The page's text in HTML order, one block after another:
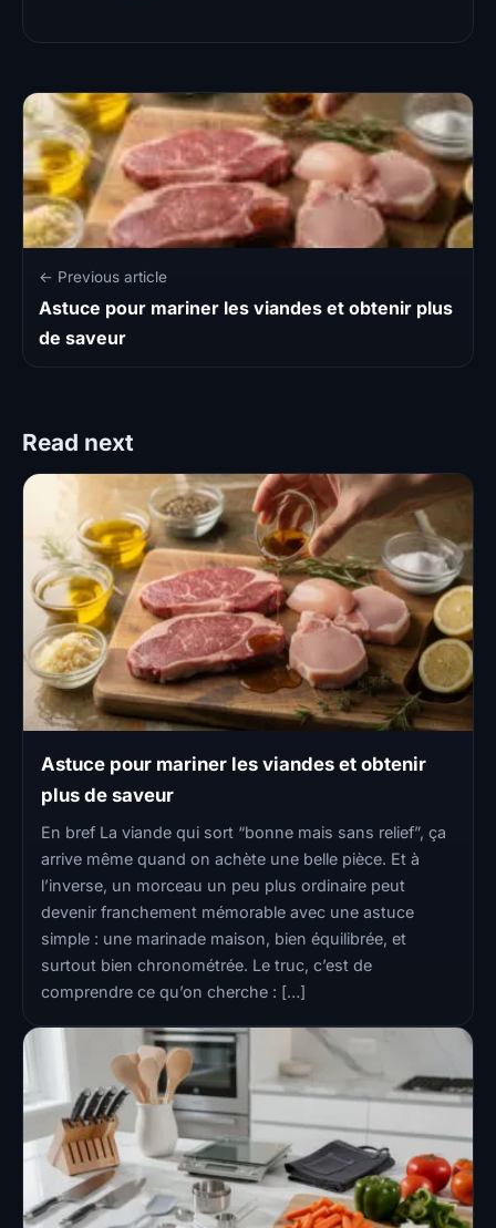
← Previous article
Astuce pour mariner les viandes et obtenir plus
de saveur
Read next
Astuce pour mariner les viandes et obtenir
plus de saveur
En bref La viande qui sort “bonne mais sans relief”, ça
arrive même quand on achète une belle pièce. Et à
l’inverse, un morceau un peu plus ordinaire peut
devenir franchement mémorable avec une astuce
simple : une marinade maison, bien équilibrée, et
surtout bien chronométrée. Le truc, c’est de
comprendre ce qu’on cherche : […]